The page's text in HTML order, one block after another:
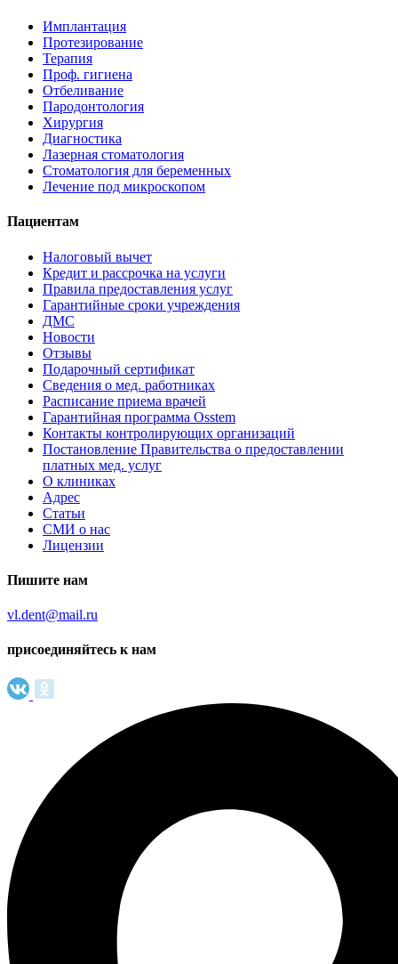
Имплантация
Протезирование
Терапия
Проф. гигиена
Отбеливание
Пародонтология
Хирургия
Диагностика
Лазерная стоматология
Стоматология для беременных
Лечение под микроскопом
Пациентам
Налоговый вычет
Кредит и рассрочка на услуги
Правила предоставления услуг
Гарантийные сроки учреждения
ДМС
Новости
Отзывы
Подарочный сертификат
Сведения о мед. работниках
Расписание приема врачей
Гарантийная программа Osstem
Контакты контролирующих организаций
Постановление Правительства о предоставлении
платных мед. услуг
О клиниках
Адрес
Статьи
СМИ о нас
Лицензии
Пишите нам
vl.dent@mail.ru
присоединяйтесь к нам